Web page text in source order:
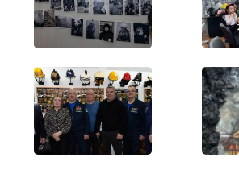
Музеи и памятные места
Аллея славы
Память и слава
Династии пожарных
Книга памяти
День в истории
Учебный центр